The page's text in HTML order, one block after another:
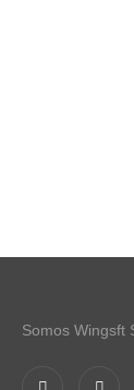
Somos Wingsft